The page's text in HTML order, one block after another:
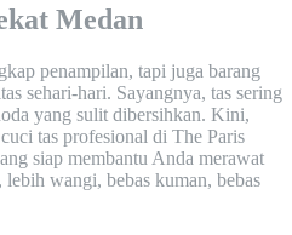
Medan
penampilan, tapi juga barang
sehari-hari. Sayangnya, tas sering
yang sulit dibersihkan. Kini,
tas profesional di The Paris
siap membantu Anda merawat
wangi, bebas kuman, bebas